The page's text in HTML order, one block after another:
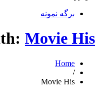
برگه نمونه
Movie His
Home
/
Movie His